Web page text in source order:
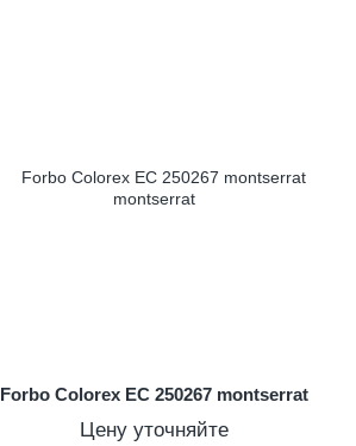
Forbo Colorex EC 250267 montserrat
Цену уточняйте